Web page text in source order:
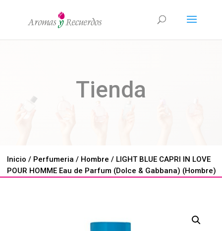
Tienda
Inicio / Perfumeria / Hombre / LIGHT BLUE CAPRI IN LOVE
POUR HOMME Eau de Parfum (Dolce & Gabbana) (Hombre)